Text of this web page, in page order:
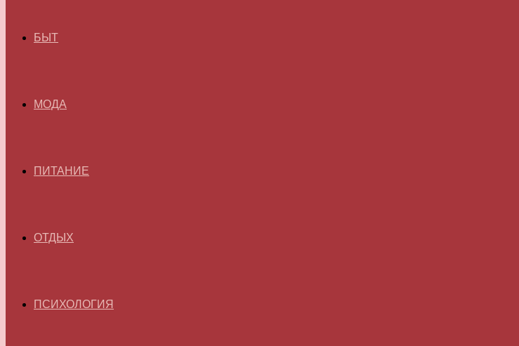
БЫТ
МОДА
ПИТАНИЕ
ОТДЫХ
ПСИХОЛОГИЯ